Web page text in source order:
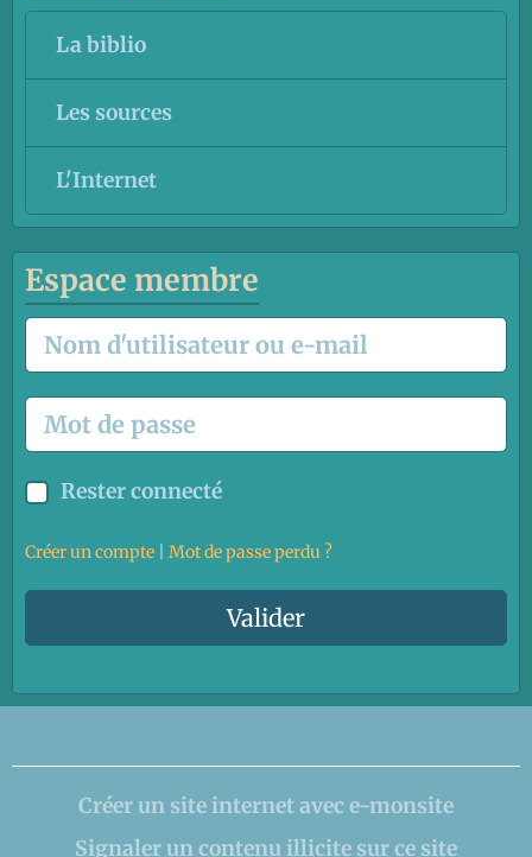
La biblio
Les sources
L'Internet
Espace membre
Rester connecté
Créer un compte Mot de passe perdu ?
Valider
Créer un site internet avec e-monsite
Signaler un contenu illicite sur ce site